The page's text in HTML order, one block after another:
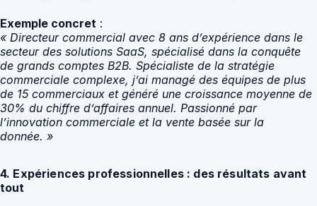
Exemple concret :
« Directeur commercial avec 8 ans d’expérience dans le
secteur des solutions SaaS, spécialisé dans la conquête
de grands comptes B2B. Spécialiste de la stratégie
commerciale complexe, j’ai managé des équipes de plus
de 15 commerciaux et généré une croissance moyenne de
30% du chiffre d’affaires annuel. Passionné par
l’innovation commerciale et la vente basée sur la
donnée. »
4. Expériences professionnelles : des résultats avant
tout